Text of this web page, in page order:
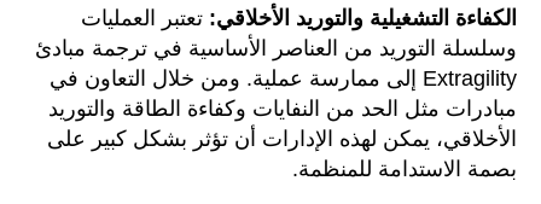
الكفاءة التشغيلية والتوريد الأخلاقي: تعتبر العمليات
وسلسلة التوريد من العناصر الأساسية في ترجمة مبادئ
Extragility إلى ممارسة عملية. ومن خلال التعاون في
مبادرات مثل الحد من النفايات وكفاءة الطاقة والتوريد
الأخلاقي، يمكن لهذه الإدارات أن تؤثر بشكل كبير على
بصمة الاستدامة للمنظمة.